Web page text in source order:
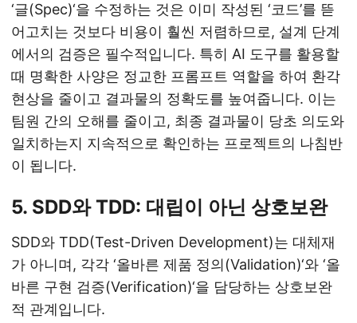
‘글(Spec)‘을 수정하는 것은 이미 작성된 ‘코드’를 뜯
어고치는 것보다 비용이 훨씬 저렴하므로, 설계 단계
에서의 검증은 필수적입니다. 특히 AI 도구를 활용할
때 명확한 사양은 정교한 프롬프트 역할을 하여 환각
현상을 줄이고 결과물의 정확도를 높여줍니다. 이는
팀원 간의 오해를 줄이고, 최종 결과물이 당초 의도와
일치하는지 지속적으로 확인하는 프로젝트의 나침반
이 됩니다.
5. SDD와 TDD: 대립이 아닌 상호보완
SDD와 TDD(Test-Driven Development)는 대체재
가 아니며, 각각 ‘올바른 제품 정의(Validation)‘와 ‘올
바른 구현 검증(Verification)‘을 담당하는 상호보완
적 관계입니다.